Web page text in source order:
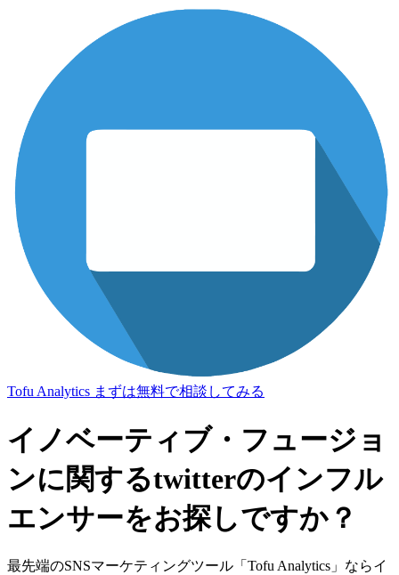
Tofu Analytics まずは無料で相談してみる
イノベーティブ・フュージョ
ンに関するtwitterのインフル
エンサーをお探しですか？
最先端のSNSマーケティングツール「Tofu Analytics」ならイ